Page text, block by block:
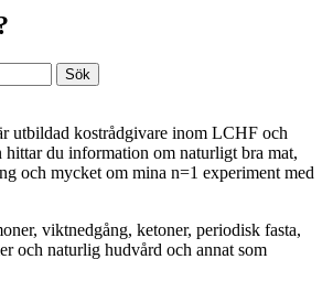
utbildad kostrådgivare inom LCHF och
hittar du information om naturligt bra mat,
och mycket om mina n=1 experiment med
viktnedgång, ketoner, periodisk fasta,
och naturlig hudvård och annat som